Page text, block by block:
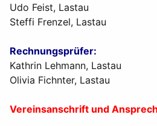
Udo Feist, Lastau
Steffi Frenzel, Lastau
Rechnungsprüfer:
Kathrin Lehmann, Lastau
Olivia Fichnter, Lastau
Vereinsanschrift und